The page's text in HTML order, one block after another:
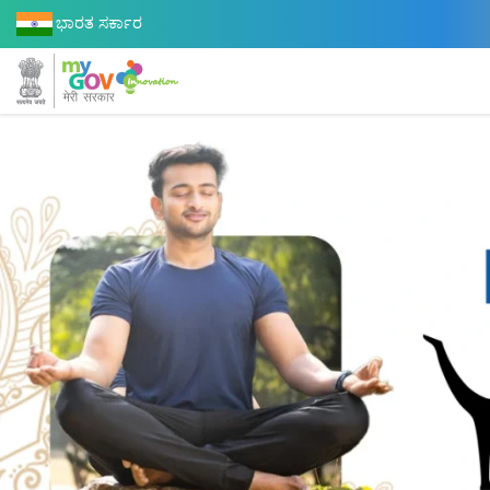
ಭಾರತ ಸರ್ಕಾರ